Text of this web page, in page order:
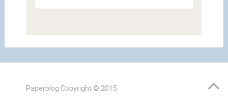
Paperblog Copyright © 2015.